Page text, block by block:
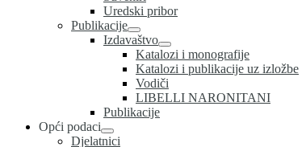
Uredski pribor
Publikacije
Izdavaštvo
Katalozi i monografije
Katalozi i publikacije uz izložbe
Vodiči
LIBELLI NARONITANI
Publikacije
Opći podaci
Djelatnici